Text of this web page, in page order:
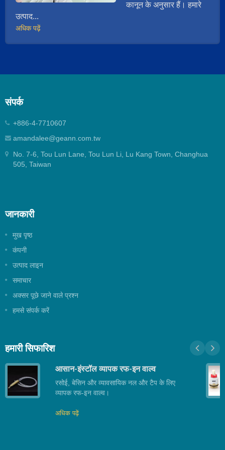
कानून के अनुसार हैं। हमारे
उत्पाद...
अधिक पढ़ें
संपर्क
+886-4-7710607
amandalee@geann.com.tw
No. 7-6, Tou Lun Lane, Tou Lun Li, Lu Kang Town, Changhua
505, Taiwan
जानकारी
मुख पृष्ठ
कंपनी
उत्पाद लाइन
समाचार
अक्सर पूछे जाने वाले प्रश्न
हमसे संपर्क करें
हमारी सिफारिश
आसान-इंस्टॉल व्यापक रफ-इन वाल्व
रसोई, बेसिन और व्यावसायिक नल और टैप के लिए
व्यापक रफ-इन वाल्व।
अधिक पढ़ें